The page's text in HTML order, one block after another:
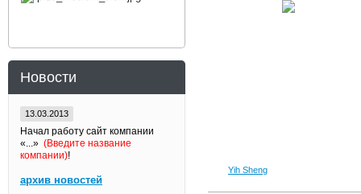
Новости
13.03.2013
Начал работу сайт компании
«...» (Введите название
компании)!
архив новостей
Yih Sheng